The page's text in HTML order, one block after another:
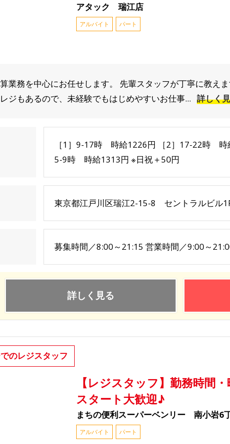
アタック 瑞江店
アルバイト パート
業務を中心にお任せします。 先輩スタッフが丁寧に教え
ジもあるので、未経験でもはじめやすいお仕事... 詳しく
［1］9-17時 時給1226円 ［2］17-22時 時
5-9時 時給1313円 ※日祝＋50円
東京都江戸川区瑞江2-15-8 セントラルビル
募集時間／8:00～21:15 営業時間／9:00～
詳しく見る
のレジスタッフ
【レジスタッフ】勤務時間
スタート大歓迎♪
まちの便利スーパーベンリー 南小岩6
アルバイト パート